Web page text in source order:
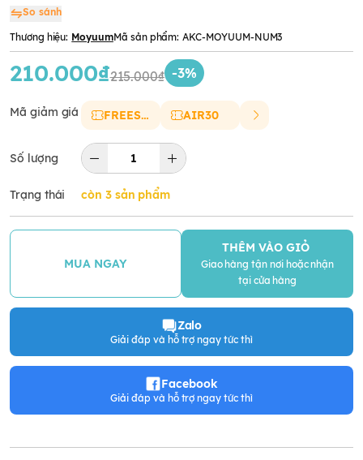
So sánh
Thương hiệu: MoyuumMã sản phẩm: AKC-MOYUUM-NUM3
210.000₫215.000₫ -3%
Mã giảm giá FREESHIP AIR30
Số lượng
Trạng thái còn 3 sản phẩm
MUA NGAY
THÊM VÀO GIỎ
Giao hàng tận nơi hoặc nhận
tại cửa hàng
Zalo
Giải đáp và hỗ trợ ngay tức thì
Facebook
Giải đáp và hỗ trợ ngay tức thì